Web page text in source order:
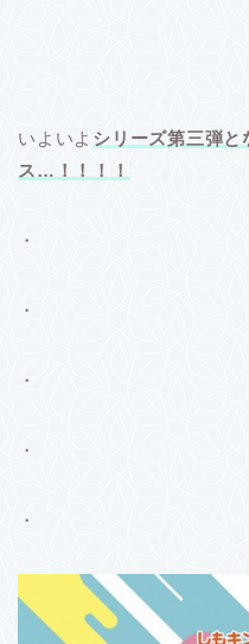
いよいよ シリーズ第三弾
ス…！！！！
・
・
・
・
・